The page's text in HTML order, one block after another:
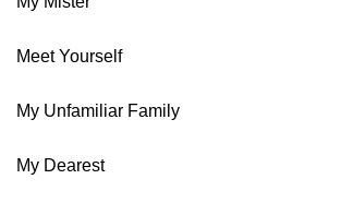
Meet Yourself
My Unfamiliar Family
My Dearest